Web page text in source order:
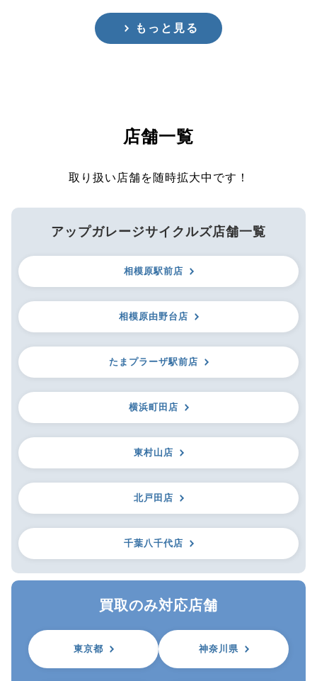
もっと見る
店舗一覧
取り扱い店舗を随時拡大中です！
アップガレージサイクルズ店舗一覧
相模原駅前店
相模原由野台店
たまプラーザ駅前店
横浜町田店
東村山店
北戸田店
千葉八千代店
買取のみ対応店舗
東京都 神奈川県